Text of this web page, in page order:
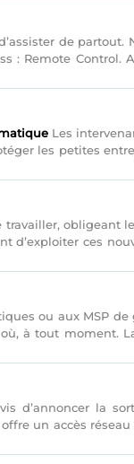
de partout.
: Remote Control.
Les
les petites
obligeant
ces
ou aux MSP
à tout moment.
d’annoncer la
un accès